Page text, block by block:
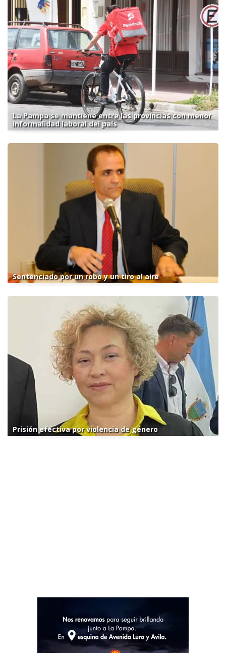
La Pampa se mantiene entre las provincias con menor
informalidad laboral del país
Sentenciado por un robo y un tiro al aire
Prisión efectiva por violencia de género